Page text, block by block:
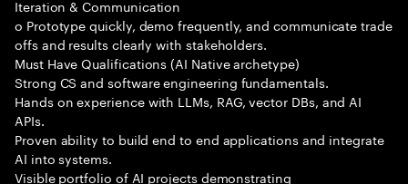
Iteration & Communication
o Prototype quickly, demo frequently, and communicate trade
offs and results clearly with stakeholders.
Must Have Qualifications (AI Native archetype)
Strong CS and software engineering fundamentals.
Hands on experience with LLMs, RAG, vector DBs, and AI
APIs.
Proven ability to build end to end applications and integrate
AI into systems.
Visible portfolio of AI projects demonstrating